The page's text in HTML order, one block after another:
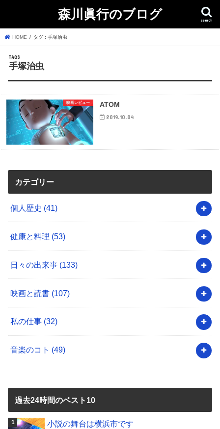
森川眞行のブログ search
HOME タグ : 手塚治虫
手塚治虫
映画レビュー ATOM
2019.10.04
カテゴリー
個人歴史 (41)
健康と料理 (53)
日々の出来事 (133)
映画と読書 (107)
私の仕事 (32)
音楽のコト (49)
過去24時間のベスト10
小説の舞台は横浜市です